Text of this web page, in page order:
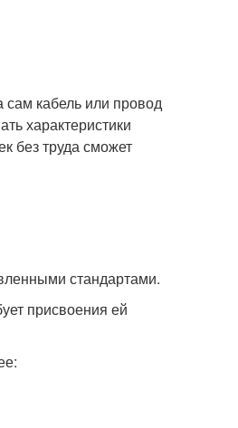
кабель или провод
характеристики
без труда сможет
стандартами.
присвоения ей